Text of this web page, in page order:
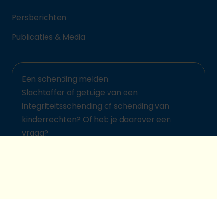
Persberichten
Publicaties & Media
Een schending melden
Slachtoffer of getuige van een
integriteitsschending of schending van
kinderrechten? Of heb je daarover een
vraag?